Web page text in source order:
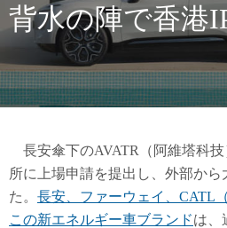
背水の陣で香港
長安傘下のAVATR（阿維塔科技
所に上場申請を提出し、外部から
た。 長安、ファーウェイ、CATL
この新エネルギー車ブランドは、